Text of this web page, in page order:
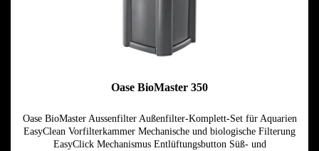
Oase BioMaster 350
Oase BioMaster Aussenfilter Außenfilter-Komplett-Set für Aquarien
EasyClean Vorfilterkammer Mechanische und biologische Filterung
EasyClick Mechanismus Entlüftungsbutton Süß- und